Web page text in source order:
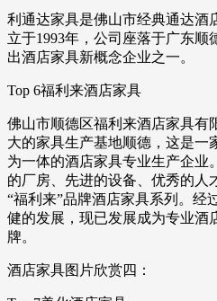
利通达家具是佛山市经典通达酒
立于1993年，公司座落于广东
出酒店家具新概念企业之一。
Top 6福利来酒店家具
佛山市顺德区福利来酒店家具有
大的家具生产基地顺德，这是一
为一体的酒店家具专业生产企业
的厂房、先进的设备、优秀的人
“福利来”品牌酒店家具系列。经
健的发展，现已发展成为专业酒
牌。
酒店家具图片欣赏四：